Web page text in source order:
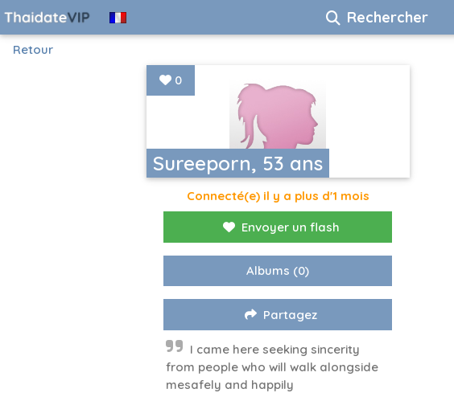
Rechercher
Retour
Sureeporn, 53 ans
0
Connecté(e) il y a plus d'1 mois
Envoyer un flash
Albums (0)
Partagez
I came here seeking sincerity
from people who will walk alongside
mesafely and happily